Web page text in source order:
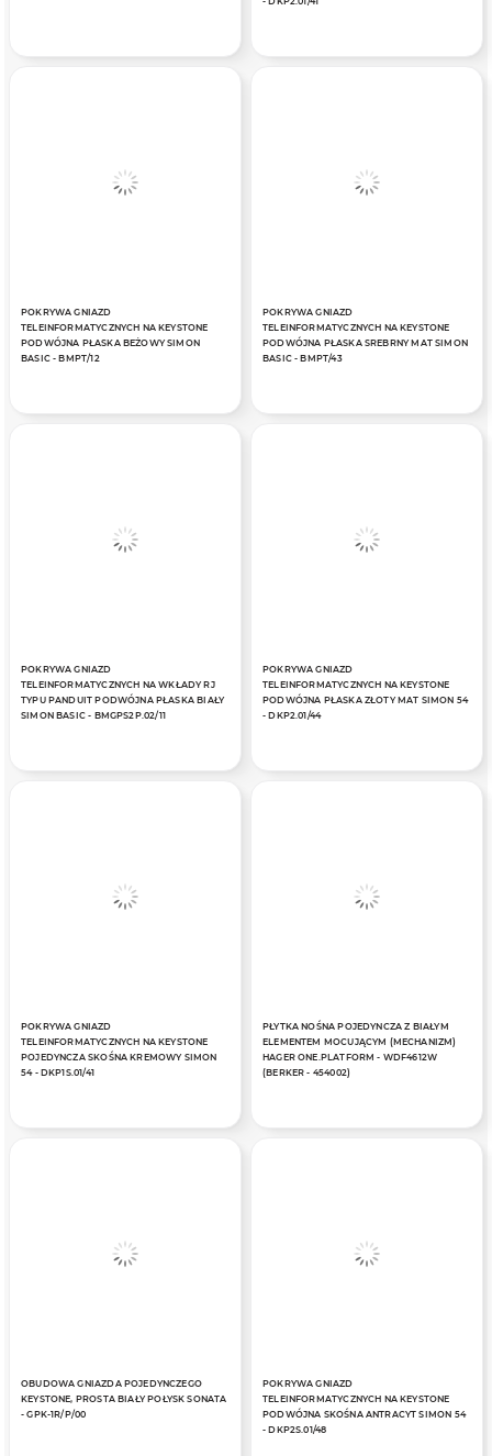
POKRYWA GNIAZD
TELEINFORMATYCZNYCH NA KEYSTONE
PODWÓJNA PŁASKA BEŻOWY SIMON
BASIC - BMPT/12
POKRYWA GNIAZD
TELEINFORMATYCZNYCH NA KEYSTONE
PODWÓJNA PŁASKA SREBRNY MAT SIMON
BASIC - BMPT/43
POKRYWA GNIAZD
TELEINFORMATYCZNYCH NA WKŁADY RJ
TYPU PANDUIT PODWÓJNA PŁASKA BIAŁY
SIMON BASIC - BMGPS2P.02/11
POKRYWA GNIAZD
TELEINFORMATYCZNYCH NA KEYSTONE
PODWÓJNA PŁASKA ZŁOTY MAT SIMON 54
- DKP2.01/44
POKRYWA GNIAZD
TELEINFORMATYCZNYCH NA KEYSTONE
POJEDYNCZA SKOŚNA KREMOWY SIMON
54 - DKP1S.01/41
PŁYTKA NOŚNA POJEDYNCZA Z BIAŁYM
ELEMENTEM MOCUJĄCYM (MECHANIZM)
HAGER ONE.PLATFORM - WDF4612W
(BERKER - 454002)
OBUDOWA GNIAZDA POJEDYNCZEGO
KEYSTONE, PROSTA BIAŁY POŁYSK SONATA
- GPK-1R/P/00
POKRYWA GNIAZD
TELEINFORMATYCZNYCH NA KEYSTONE
PODWÓJNA SKOŚNA ANTRACYT SIMON 54
- DKP2S.01/48